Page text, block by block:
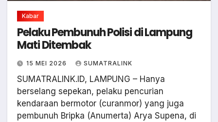
Kabar
Pelaku Pembunuh Polisi di Lampung
Mati Ditembak
15 MEI 2026 SUMATRALINK
SUMATRALINK.ID, LAMPUNG – Hanya
berselang sepekan, pelaku pencurian
kendaraan bermotor (curanmor) yang juga
pembunuh Bripka (Anumerta) Arya Supena, di